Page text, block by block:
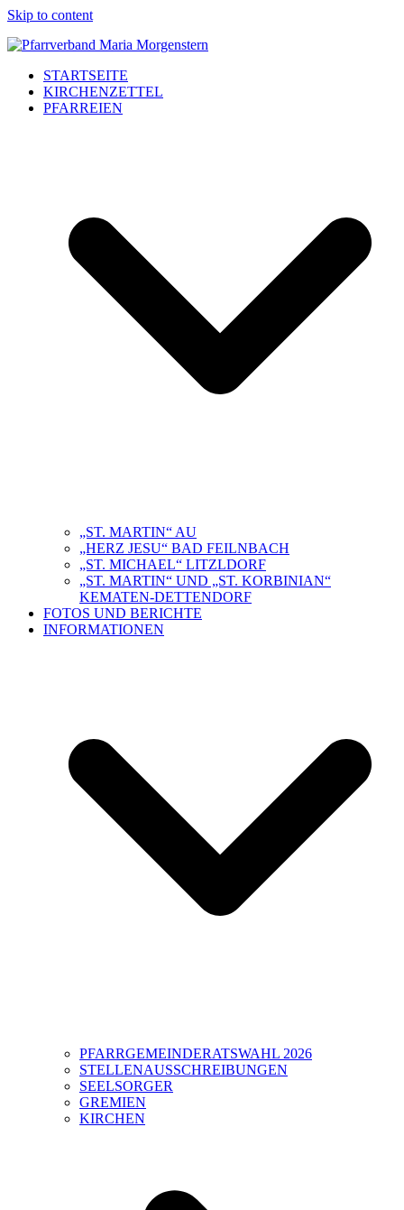
Skip to content
STARTSEITE
KIRCHENZETTEL
PFARREIEN
„ST. MARTIN“ AU
„HERZ JESU“ BAD FEILNBACH
„ST. MICHAEL“ LITZLDORF
„ST. MARTIN“ UND „ST. KORBINIAN“
KEMATEN-DETTENDORF
FOTOS UND BERICHTE
INFORMATIONEN
PFARRGEMEINDERATSWAHL 2026
STELLENAUSSCHREIBUNGEN
SEELSORGER
GREMIEN
KIRCHEN